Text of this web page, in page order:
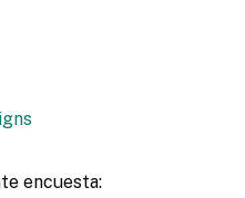
encuesta: